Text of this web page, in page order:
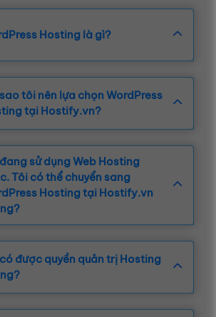
Hosting là gì?
tôi nên lựa chọn WordPress
tại Hostify.vn?
sử dụng Web Hosting
Tôi có thể chuyển sang
Hosting tại Hostify.vn
được quyền quản trị Hosting